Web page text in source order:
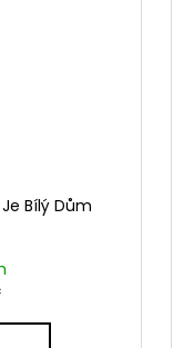
Bílý Dům